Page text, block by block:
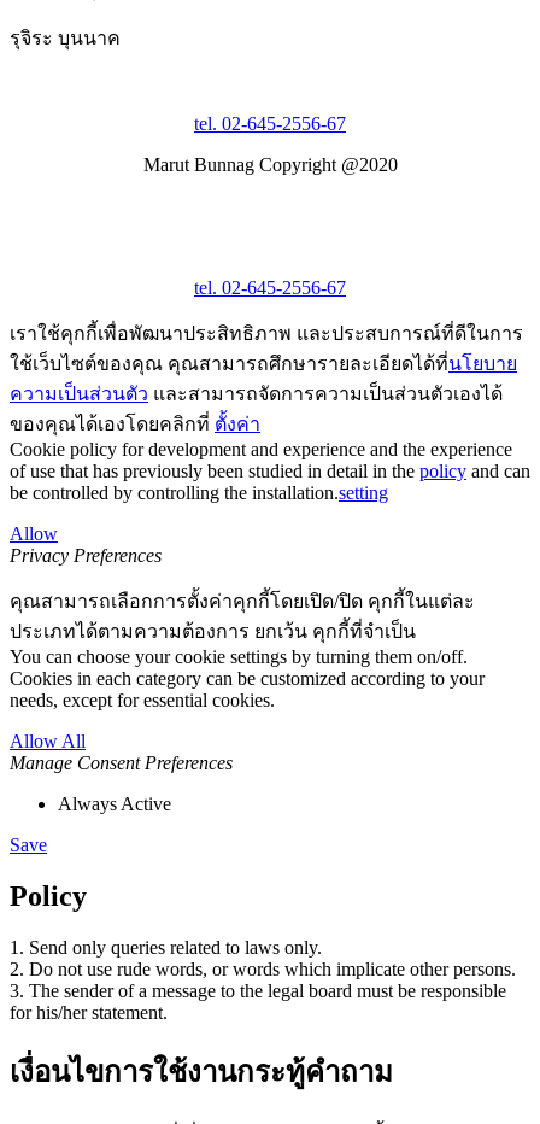
รุจิระ บุนนาค
tel. 02-645-2556-67
Marut Bunnag Copyright @2020
tel. 02-645-2556-67
เราใช้คุกกี้เพื่อพัฒนาประสิทธิภาพ และประสบการณ์ที่ดีในการ
ใช้เว็บไซต์ของคุณ คุณสามารถศึกษารายละเอียดได้ที่นโยบาย
ความเป็นส่วนตัว และสามารถจัดการความเป็นส่วนตัวเองได้
ของคุณได้เองโดยคลิกที่ ตั้งค่า
Cookie policy for development and experience and the experience
of use that has previously been studied in detail in the policy and can
be controlled by controlling the installation.setting
Allow
Privacy Preferences
คุณสามารถเลือกการตั้งค่าคุกกี้โดยเปิด/ปิด คุกกี้ในแต่ละ
ประเภทได้ตามความต้องการ ยกเว้น คุกกี้ที่จำเป็น
You can choose your cookie settings by turning them on/off.
Cookies in each category can be customized according to your
needs, except for essential cookies.
Allow All
Manage Consent Preferences
Always Active
Save
Policy
1. Send only queries related to laws only.
2. Do not use rude words, or words which implicate other persons.
3. The sender of a message to the legal board must be responsible
for his/her statement.
เงื่อนไขการใช้งานกระทู้คำถาม